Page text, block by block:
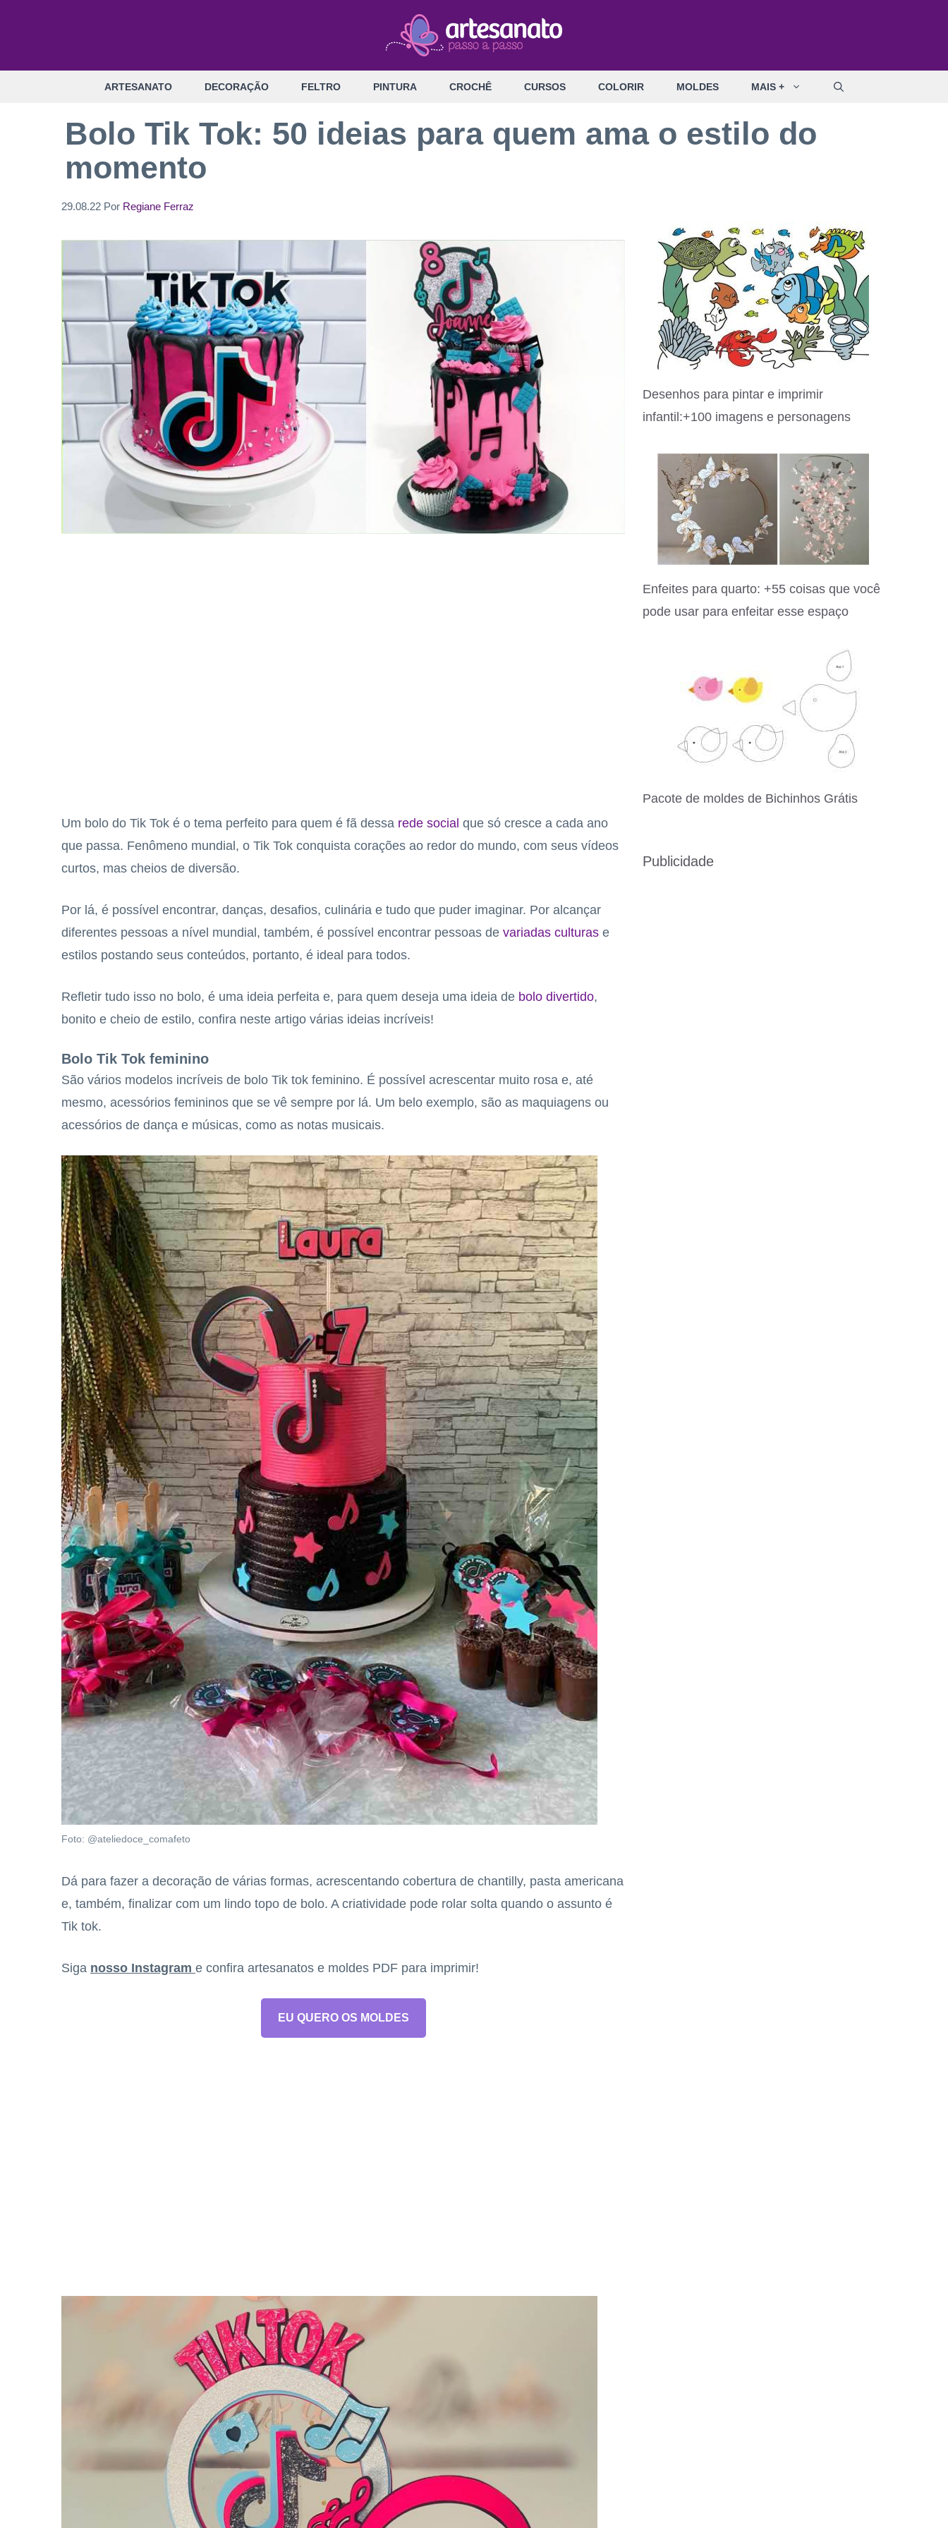
ARTESANATO DECORAÇÃO FELTRO PINTURA CROCHÊ CURSOS COLORIR MOLDES MAIS +
Bolo Tik Tok: 50 ideias para quem ama o estilo do
momento
29.08.22 Por Regiane Ferraz
Um bolo do Tik Tok é o tema perfeito para quem é fã dessa rede social que só cresce a cada ano
que passa. Fenômeno mundial, o Tik Tok conquista corações ao redor do mundo, com seus vídeos
curtos, mas cheios de diversão.
Por lá, é possível encontrar, danças, desafios, culinária e tudo que puder imaginar. Por alcançar
diferentes pessoas a nível mundial, também, é possível encontrar pessoas de variadas culturas e
estilos postando seus conteúdos, portanto, é ideal para todos.
Refletir tudo isso no bolo, é uma ideia perfeita e, para quem deseja uma ideia de bolo divertido,
bonito e cheio de estilo, confira neste artigo várias ideias incríveis!
Bolo Tik Tok feminino
São vários modelos incríveis de bolo Tik tok feminino. É possível acrescentar muito rosa e, até
mesmo, acessórios femininos que se vê sempre por lá. Um belo exemplo, são as maquiagens ou
acessórios de dança e músicas, como as notas musicais.
Foto: @ateliedoce_comafeto
Dá para fazer a decoração de várias formas, acrescentando cobertura de chantilly, pasta americana
e, também, finalizar com um lindo topo de bolo. A criatividade pode rolar solta quando o assunto é
Tik tok.
Siga nosso Instagram e confira artesanatos e moldes PDF para imprimir!
EU QUERO OS MOLDES
Desenhos para pintar e imprimir
infantil:+100 imagens e personagens
Enfeites para quarto: +55 coisas que você
pode usar para enfeitar esse espaço
Pacote de moldes de Bichinhos Grátis
Publicidade